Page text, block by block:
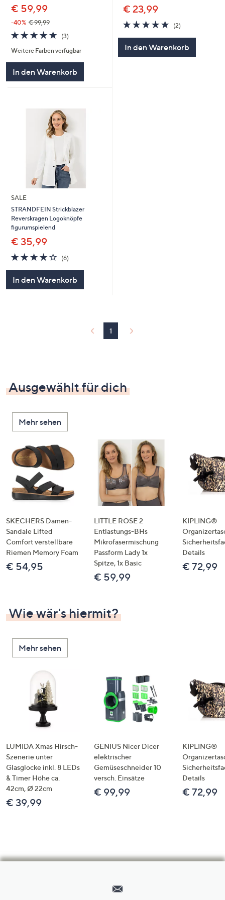
€ 59,99
-40% € 99,99
5.0
von
5
(3)3
Weitere Farben verfügbar
In den Warenkorb
€ 23,99
5.0
von
(2)2
In den Warenkorb
SALE
STRANDFEIN Strickblazer
Reverskragen Logoknöpfe
figurumspielend
€ 35,99
4.0
von
(6)6
In den Warenkorb
1
Ausgewählt für dich
Mehr sehen
SKECHERS Damen-
Sandale Lifted
Comfort verstellbare
Riemen Memory Foam
€ 54,95
LITTLE ROSE 2
Entlastungs-BHs
Mikrofasermischung
Passform Lady 1x
Spitze, 1x Basic
€ 59,99
KIPLING®
Details
€ 72,99
Wie wär's hiermit?
Mehr sehen
LUMIDA Xmas Hirsch-
Szenerie unter
Glasglocke inkl. 8 LEDs
& Timer Höhe ca.
42cm, Ø 22cm
€ 39,99
GENIUS Nicer Dicer
elektrischer
Gemüseschneider 10
versch. Einsätze
€ 99,99
KIPLING®
Details
€ 72,99